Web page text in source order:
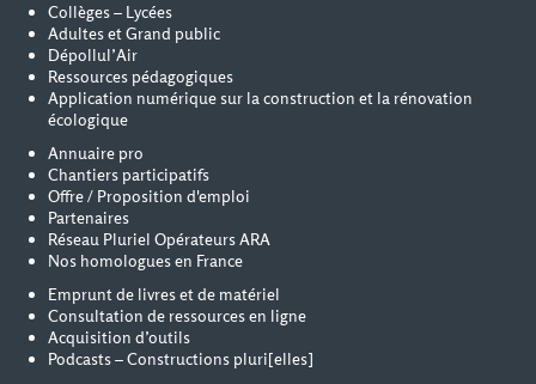
Collèges – Lycées
Adultes et Grand public
Dépollul’Air
Ressources pédagogiques
Application numérique sur la construction et la rénovation
écologique
Annuaire pro
Chantiers participatifs
Offre / Proposition d'emploi
Partenaires
Réseau Pluriel Opérateurs ARA
Nos homologues en France
Emprunt de livres et de matériel
Consultation de ressources en ligne
Acquisition d’outils
Podcasts – Constructions pluri[elles]